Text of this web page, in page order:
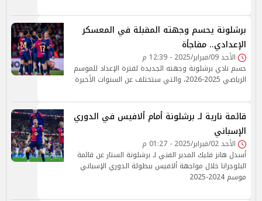
برشلونة يحسم وجهته المقبلة في المعسكر
الإعدادي.. مفاجأة
الأحد 09/فبراير/2025 - 12:39 م
حسم نادي برشلونة وجهته الجديدة لفترة الإعداد للموسم
الرياضي 2025-2026، والتي ستختلف عن السنوات الأخيرة
قائمة نارية لـ برشلونة أمام ألافيس في الدوري
الإسباني
الأحد 02/فبراير/2025 - 01:27 م
أسدل هانز فليك المدير الفني لـ برشلونة الستار عن قائمة
البلوجرانا خلال مواجهة ألافيس ببطولة الدوري الإسباني
موسم 2024-2025